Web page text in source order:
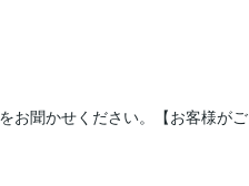
聞かせください。【お客様がご